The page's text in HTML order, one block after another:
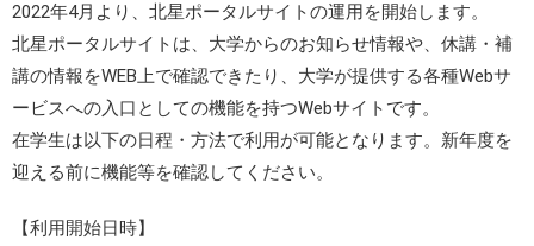
2022年4月より、北星ポータルサイトの運用を開始します。
北星ポータルサイトは、大学からのお知らせ情報や、休講・補
講の情報をWEB上で確認できたり、大学が提供する各種Webサ
ービスへの入口としての機能を持つWebサイトです。
在学生は以下の日程・方法で利用が可能となります。新年度を
迎える前に機能等を確認してください。
【利用開始日時】